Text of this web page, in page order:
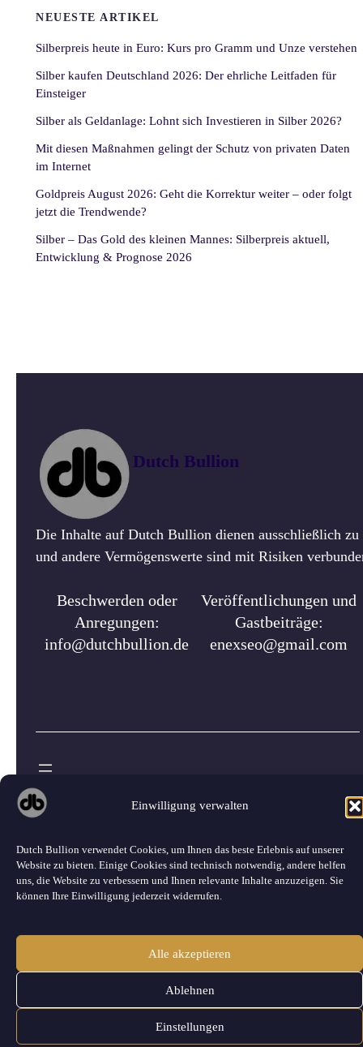
Einwilligung verwalten
Dutch Bullion verwendet Cookies, um Ihnen das beste Erlebnis auf unserer
Website zu bieten. Einige Cookies sind technisch notwendig, andere helfen
uns, die Website zu verbessern und Ihnen relevante Inhalte anzuzeigen. Sie
können Ihre Einwilligung jederzeit widerrufen.
Alle akzeptieren
Ablehnen
Einstellungen
NEUESTE ARTIKEL
Silberpreis heute in Euro: Kurs pro Gramm und Unze verstehen
Silber kaufen Deutschland 2026: Der ehrliche Leitfaden für
Einsteiger
Silber als Geldanlage: Lohnt sich Investieren in Silber 2026?
Mit diesen Maßnahmen gelingt der Schutz von privaten Daten
im Internet
Goldpreis August 2026: Geht die Korrektur weiter – oder folgt
jetzt die Trendwende?
Silber – Das Gold des kleinen Mannes: Silberpreis aktuell,
Entwicklung & Prognose 2026
Dutch Bullion
Die Inhalte auf Dutch Bullion dienen ausschließlich
und andere Vermögenswerte sind mit Risiken
Beschwerden oder
Anregungen:
info@dutchbullion.de
Veröffentlichungen und
Gastbeiträge:
enexseo@gmail.com
©